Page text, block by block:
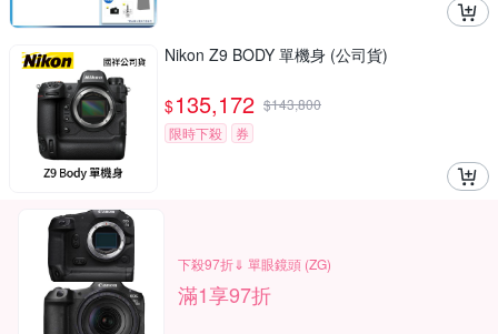
Nikon Z9 BODY 單機身 (公司貨)
$135,172 $143,800
限時下殺
券
下殺97折⇓ 單眼鏡頭 (ZG)
滿1享97折